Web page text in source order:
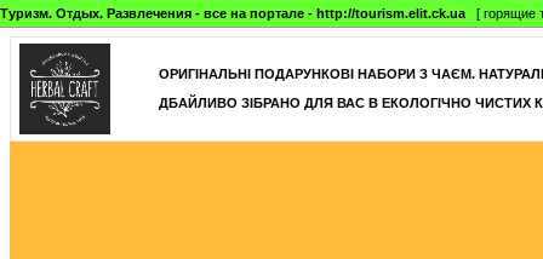
Туризм. Отдых. Развлечения - все на портале - http://tourism.elit.ck.ua [ горящие
ОРИГІНАЛЬНІ ПОДАРУНКОВІ НАБОРИ З ЧАЄМ.
ДБАЙЛИВО ЗІБРАНО ДЛЯ ВАС В ЕКОЛОГІЧНО ЧИСТИХ